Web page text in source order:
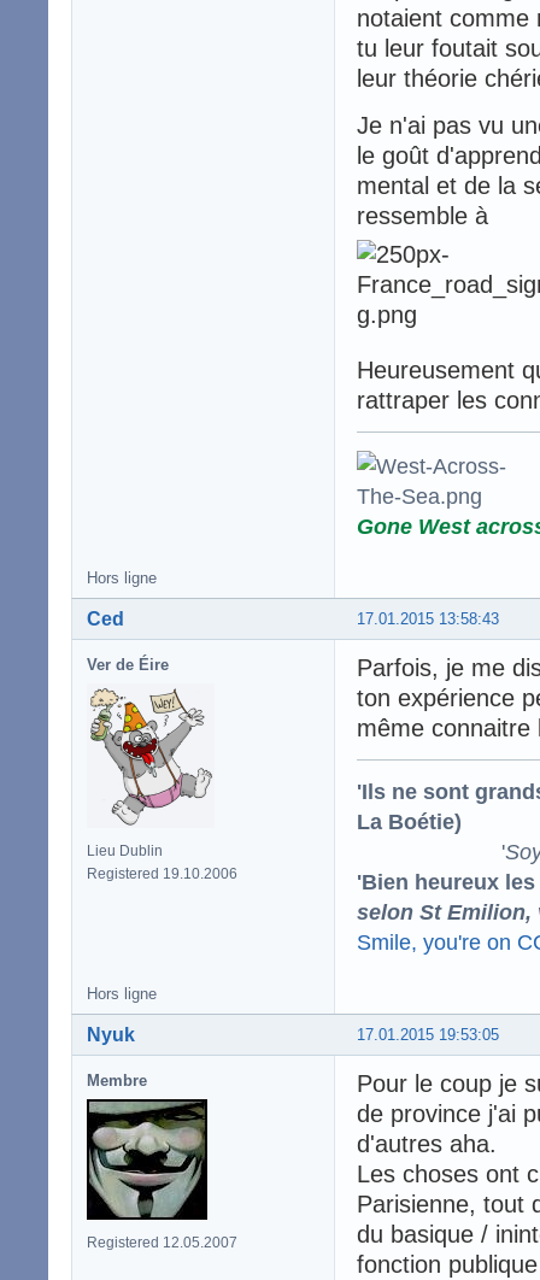
notaient comme
tu leur foutait
leur théorie
Je n'ai pas vu
le goût
mental et de la
ressemble à
Heureusement
rattraper les
Gone West
Hors ligne
17.01.2015 13:58:43
Ced
Ver de Éire
Lieu Dublin
Registered 19.10.2006
Parfois, je me
ton expérience
même
'Ils ne sont
La Boétie)
'
'Bien heureux
selon St Emilion,
Smile, you're on
Hors ligne
17.01.2015 19:53:05
Nyuk
Membre
Registered 12.05.2007
Pour le coup je
de province j'ai
d'autres aha.
Les choses ont
Parisienne, tout
du basique /
fonction